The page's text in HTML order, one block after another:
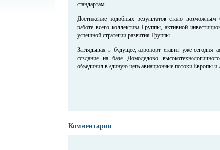
стандартам.
Достижение подобных результатов стало возможным
работе всего коллектива Группы, активной
успешной стратегии развития Группы.
Заглядывая в будущее, аэропорт ставит уже сегодня
создание на базе Домодедово
объединил в единую цепь авиационные потоки Европы и
Комментарии